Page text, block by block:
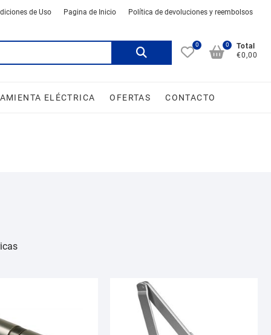
de Uso Pagina de Inicio Política de devoluciones y reembolsos
Buscar
0
Total
€0,00
0
ELÉCTRICA OFERTAS CONTACTO